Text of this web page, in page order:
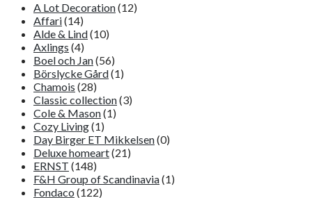
A Lot Decoration(12)
Affari(14)
Alde & Lind(10)
Axlings (4)
Boel och Jan(56)
Börslycke Gård(1)
Chamois (28)
Classic collection(3)
Cole & Mason(1)
Cozy Living(1)
Day Birger ET Mikkelsen(0)
Deluxe homeart(21)
ERNST (148)
F&H Group of Scandinavia(1)
Fondaco (122)